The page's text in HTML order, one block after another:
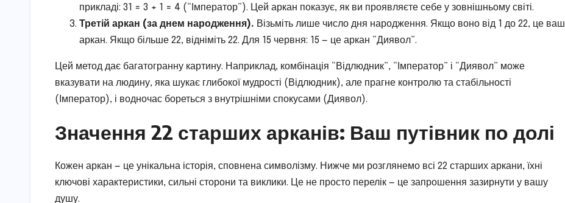
прикладі: 31 = 3 + 1 = 4 (“Імператор”). Цей аркан показує, як ви проявляєте себе у зовнішньому світі.
Третій аркан (за днем народження). Візьміть лише число дня народження. Якщо воно від 1 до 22, це ваш
аркан. Якщо більше 22, відніміть 22. Для 15 червня: 15 — це аркан “Диявол”.
Цей метод дає багатогранну картину. Наприклад, комбінація “Відлюдник”, “Імператор” і “Диявол” може
вказувати на людину, яка шукає глибокої мудрості (Відлюдник), але прагне контролю та стабільності
(Імператор), і водночас бореться з внутрішніми спокусами (Диявол).
Значення 22 старших арканів: Ваш путівник по долі
Кожен аркан — це унікальна історія, сповнена символізму. Нижче ми розглянемо всі 22 старших аркани, їхні
ключові характеристики, сильні сторони та виклики. Це не просто перелік — це запрошення зазирнути у вашу
душу.